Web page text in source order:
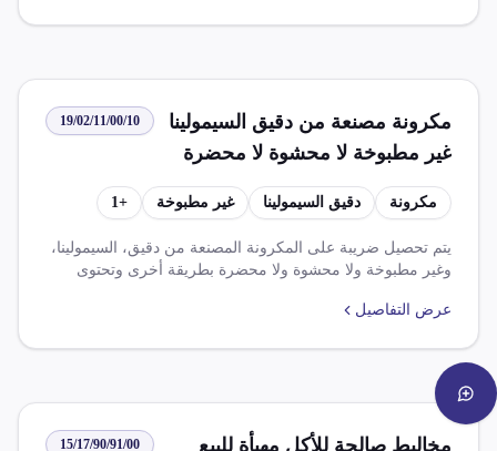
يوغسلافيا. تعفى أصناف واردة من سودان من الضرائب
مكرونة مصنعة من دقيق السيمولينا
غير مطبوخة لا محشوة لا محضرة
بطريقة أخرى تحتوي على بيض
19/02/11/00/10
مكرونة دقيق السيمولينا غير مطبوخة +
1
يتم تحصيل ضريبة على المكرونة المصنعة من دقيق، السيمولينا،
وغير مطبوخة ولا محشوة ولا محضرة بطريقة أخرى وتحتوى
عرض التفاصيل
مخاليط صالحة للأكل مهيأة للبيع 15/17/90/91/00